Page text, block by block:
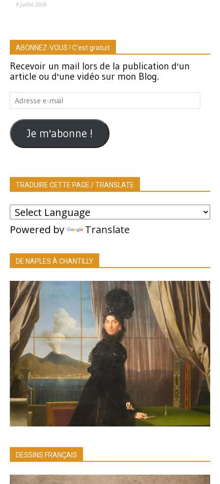
9 juillet 2026
ABONNEZ-VOUS ! C'est gratuit
Recevoir un mail lors de la publication d'un
article ou d'une vidéo sur mon Blog.
Adresse
e-
mail
Je m'abonne !
TRADUIRE CETTE PAGE / TRANSLATE
Powered by Translate
DE NAPLES À CHANTILLY
DESSINS FRANÇAIS